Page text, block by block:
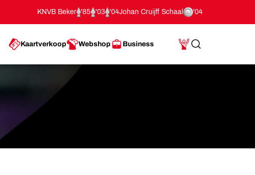
KNVB Beker '85 '03 '04Johan Cruijff Schaal '04
Kaartverkoop Webshop Business
Mijn Account
Search